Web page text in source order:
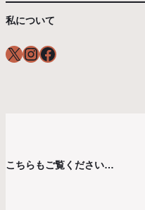
私について
X InstagramFacebook
こちらもご覧ください…